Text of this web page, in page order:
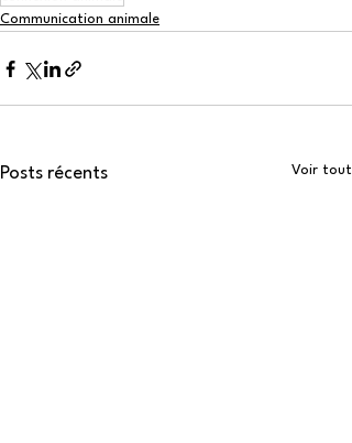
Communication animale
Posts récents Voir tout